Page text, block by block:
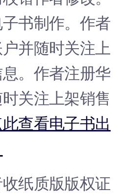
书制作。作者
并随时关注上
。作者注册华
关注上架销售
此查看电子书出
纸质版版权证